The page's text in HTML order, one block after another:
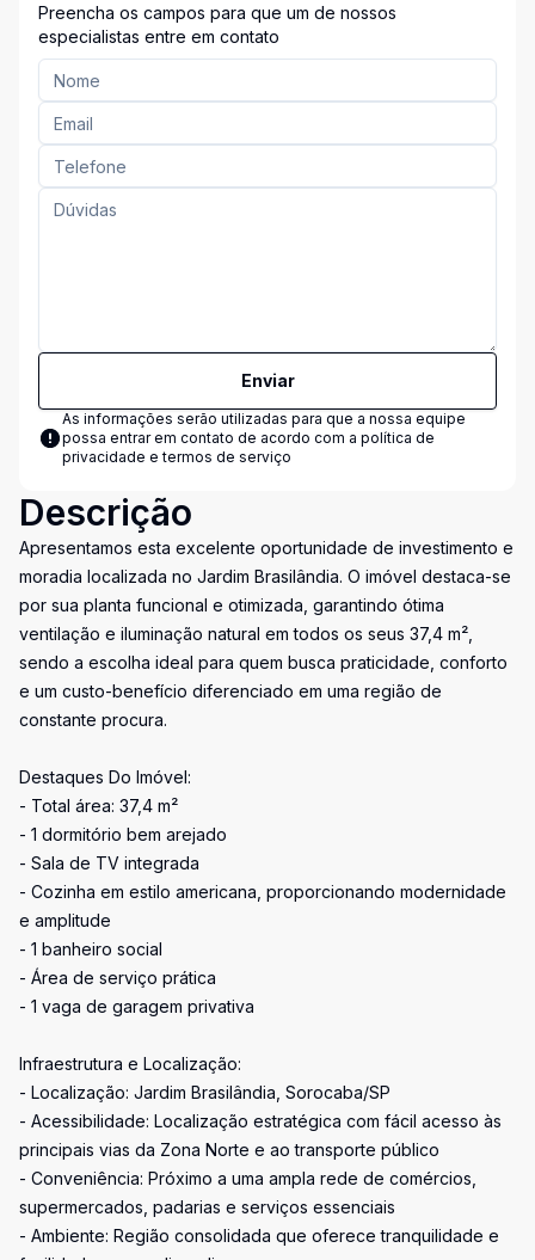
Preencha os campos para que um de nossos
especialistas entre em contato
Enviar
As informações serão utilizadas para que a nossa equipe
possa entrar em contato de acordo com a política de
privacidade e termos de serviço
Descrição
Apresentamos esta excelente oportunidade de investimento e
moradia localizada no Jardim Brasilândia. O imóvel destaca-se
por sua planta funcional e otimizada, garantindo ótima
ventilação e iluminação natural em todos os seus 37,4 m²,
sendo a escolha ideal para quem busca praticidade, conforto
e um custo-benefício diferenciado em uma região de
constante procura.
Destaques Do Imóvel:
- Total área: 37,4 m²
- 1 dormitório bem arejado
- Sala de TV integrada
- Cozinha em estilo americana, proporcionando modernidade
e amplitude
- 1 banheiro social
- Área de serviço prática
- 1 vaga de garagem privativa
Infraestrutura e Localização:
- Localização: Jardim Brasilândia, Sorocaba/SP
- Acessibilidade: Localização estratégica com fácil acesso às
principais vias da Zona Norte e ao transporte público
- Conveniência: Próximo a uma ampla rede de comércios,
supermercados, padarias e serviços essenciais
- Ambiente: Região consolidada que oferece tranquilidade e